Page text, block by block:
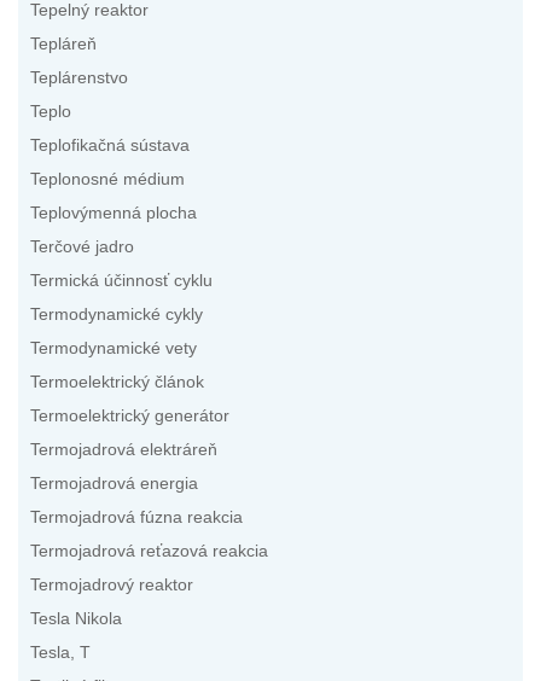
Tepelný reaktor
Tepláreň
Teplárenstvo
Teplo
Teplofikačná sústava
Teplonosné médium
Teplovýmenná plocha
Terčové jadro
Termická účinnosť cyklu
Termodynamické cykly
Termodynamické vety
Termoelektrický článok
Termoelektrický generátor
Termojadrová elektráreň
Termojadrová energia
Termojadrová fúzna reakcia
Termojadrová reťazová reakcia
Termojadrový reaktor
Tesla Nikola
Tesla, T